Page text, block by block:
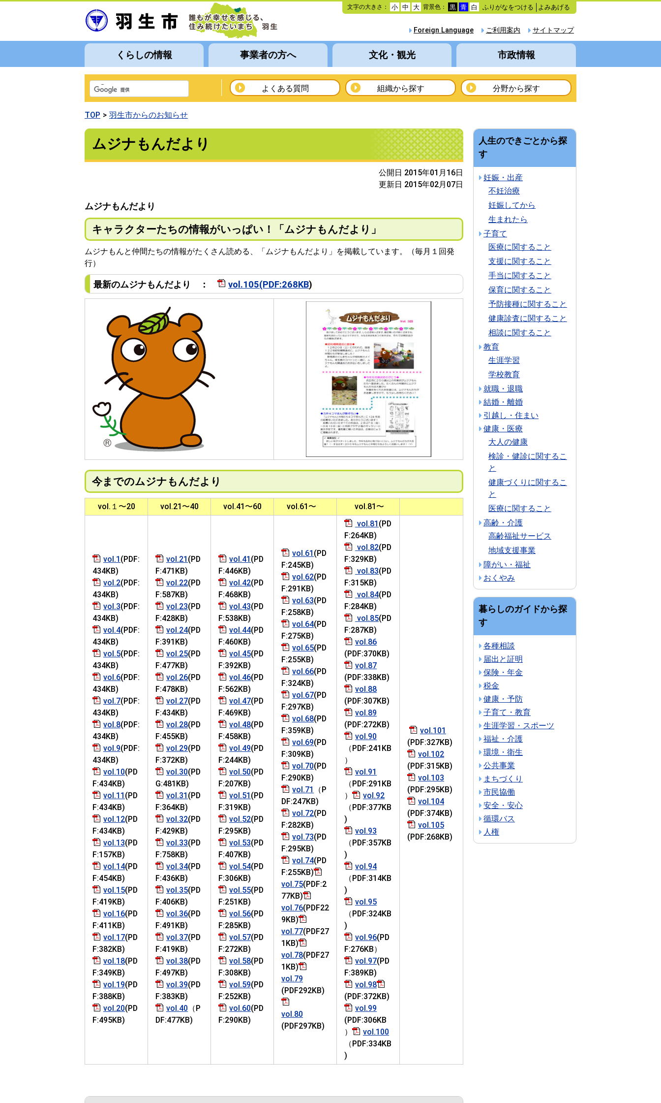
本
文
動
文字の大きさ： 小 中 大 背景色： 黒 青 白 ふりがなをつける よみあげる
サイトマップ
ご利用案内
Foreign Language
くらしの情報 事業者の方へ 文化・観光 市政情報
よくある質問 組織から探す 分野から探す
TOP 羽生市からのお知らせ
ムジナもんだより
公開日 2015年01月16日
更新日 2015年02月07日
ムジナもんだより
キャラクターたちの情報がいっぱい！「ムジナもんだより」
ムジナもんと仲間たちの情報がたくさん読める、「ムジナもんだより」を掲載しています。（毎月１回発
行）
最新のムジナもんだより ： vol.105(PDF:268KB)
今までのムジナもんだより
vol.１〜20 vol.21〜40 vol.41〜60 vol.61〜 vol.81〜
vol.1 (PDF:
434KB)
vol.2(PDF:
434KB)
vol.3(PDF:
434KB)
vol.4(PDF:
434KB)
vol.5(PDF:
434KB)
vol.6(PDF:
434KB)
vol.7(PDF:
434KB)
vol.8(PDF:
434KB)
vol.9(PDF:
434KB)
vol.10(PD
F:434KB)
vol.11 (PD
F:434KB)
vol.12(PD
F:434KB)
vol.13(PD
F:157KB)
vol.14(PD
F:454KB)
vol.15(PD
F:419KB)
vol.16(PD
F:411KB)
vol.17(PD
F:382KB)
vol.18(PD
F:349KB)
vol.19(PD
F:388KB)
vol.20(PD
F:495KB)
vol.21 (PD
F:471KB)
vol.22(PD
F:587KB)
vol.23(PD
F:428KB)
vol.24(PD
F:391KB)
vol.25(PD
F:477KB)
vol.26(PD
F:478KB)
vol.27(PD
F:434KB)
vol.28(PD
F:455KB)
vol.29(PD
F:372KB)
vol.30(PD
G:481KB)
vol.31 (PD
F:364KB)
vol.32(PD
F:429KB)
vol.33(PD
F:758KB)
vol.34(PD
F:436KB)
vol.35(PD
F:406KB)
vol.36(PD
F:491KB)
vol.37(PD
F:419KB)
vol.38(PD
F:497KB)
vol.39(PD
F:383KB)
vol.40 （P
DF:477KB)
vol.41 (PD
F:446KB)
vol.42(PD
F:468KB)
vol.43(PD
F:538KB)
vol.44(PD
F:460KB)
vol.45(PD
F:392KB)
vol.46(PD
F:562KB)
vol.47(PD
F:469KB)
vol.48(PD
F:458KB)
vol.49(PD
F:244KB)
vol.50(PD
F:207KB)
vol.51 (PD
F:319KB)
vol.52(PD
F:295KB)
vol.53(PD
F:407KB)
vol.54(PD
F:306KB)
vol.55(PD
F:251KB)
vol.56(PD
F:285KB)
vol.57(PD
F:272KB)
vol.58(PD
F:308KB)
vol.59(PD
F:252KB)
vol.60(PD
F:290KB)
vol.61 (PD
F:245KB)
vol.62(PD
F:291KB)
vol.63(PD
F:258KB)
vol.64(PD
F:275KB)
vol.65(PD
F:255KB)
vol.66(PD
F:324KB)
vol.67(PD
F:297KB)
vol.68(PD
F:359KB)
vol.69(PD
F:309KB)
vol.70(PD
F:290KB)
vol.71
（P
DF:247KB)
vol.72(PD
F:282KB)
vol.73(PD
F:295KB)
vol.74(PD
F:255KB)
vol.75(PDF:2
77KB)
vol.76(PDF22
9KB)
vol.77(PDF27
1KB)
vol.78(PDF27
1KB)
vol.79
(PDF292KB)
vol.80
(PDF297KB)
vol.81 (PD
F:264KB)
vol.82(PD
F:329KB)
vol.83(PD
F:315KB)
vol.84(PD
F:284KB)
vol.85(PD
F:287KB)
vol.86
(PDF:370KB)
vol.87
(PDF:338KB)
vol.88
(PDF:307KB)
vol.89
(PDF:272KB)
vol.90
（PDF:241KB
）
vol.91
（PDF:291KB
）
vol.92
（PDF:377KB
)
vol.93
（PDF:357KB
)
vol.94
（PDF:314KB
)
vol.95
（PDF:324KB
)
vol.96(PD
F:276KB）
vol.97(PD
F:389KB)
vol.98
(PDF:372KB)
vol.99
(PDF:306KB
）
vol.100
（PDF:334KB
)
vol.101
(PDF:327KB)
vol.102
(PDF:315KB)
vol.103
(PDF:295KB)
vol.104
(PDF:374KB)
vol.105
(PDF:268KB)
人生のできごとから探
す
妊娠・出産
不妊治療
妊娠してから
生まれたら
子育て
医療に関すること
支援に関すること
手当に関すること
保育に関すること
予防接種に関すること
健康診査に関すること
相談に関すること
教育
生涯学習
学校教育
就職・退職
結婚・離婚
引越し・住まい
健康・医療
大人の健康
検診・健診に関するこ
と
健康づくりに関するこ
と
医療に関すること
高齢・介護
高齢福祉サービス
地域支援事業
障がい・福祉
おくやみ
暮らしのガイドから探
す
各種相談
届出と証明
保険・年金
税金
健康・予防
子育て・教育
生涯学習・スポーツ
福祉・介護
環境・衛生
公共事業
まちづくり
市民協働
安全・安心
循環バス
人権